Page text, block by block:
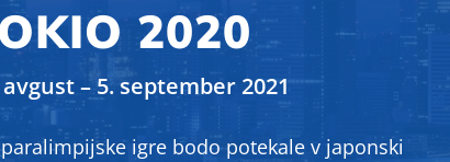
2020
avgust – 5. september 2021
paralimpijske igre bodo potekale v japonski